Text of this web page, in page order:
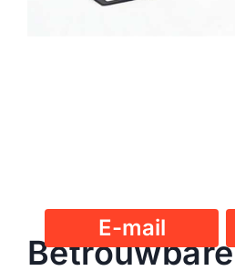
Betrouwbare
E-mail